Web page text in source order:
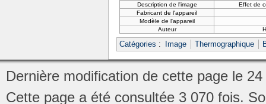
Description de l'image
Effet de
Fabricant de l'appareil
Modèle de l'appareil
Auteur
Catégories : Image Thermographique
Dernière modification de cette page le
Cette page a été consultée 3 070 fois.